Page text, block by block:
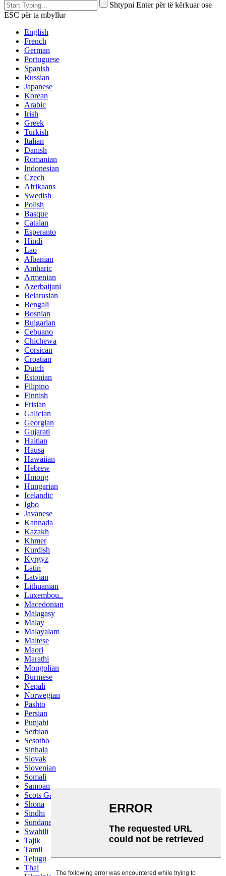
Shtypni Enter për të kërkuar ose
ESC për ta mbyllur
English
French
German
Portuguese
Spanish
Russian
Japanese
Korean
Arabic
Irish
Greek
Turkish
Italian
Danish
Romanian
Indonesian
Czech
Afrikaans
Swedish
Polish
Basque
Catalan
Esperanto
Hindi
Lao
Albanian
Amharic
Armenian
Azerbaijani
Belarusian
Bengali
Bosnian
Bulgarian
Cebuano
Chichewa
Corsican
Croatian
Dutch
Estonian
Filipino
Finnish
Frisian
Galician
Georgian
Gujarati
Haitian
Hausa
Hawaiian
Hebrew
Hmong
Hungarian
Icelandic
Igbo
Javanese
Kannada
Kazakh
Khmer
Kurdish
Kyrgyz
Latin
Latvian
Lithuanian
Luxembou..
Macedonian
Malagasy
Malay
Malayalam
Maltese
Maori
Marathi
Mongolian
Burmese
Nepali
Norwegian
Pashto
Persian
Punjabi
Serbian
Sesotho
Sinhala
Slovak
Slovenian
Somali
Samoan
Scots Gaelic
Shona
Sindhi
Sundanese
Swahili
Tajik
Tamil
Telugu
Thai